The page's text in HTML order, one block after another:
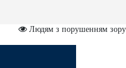
Людям з порушенням зору